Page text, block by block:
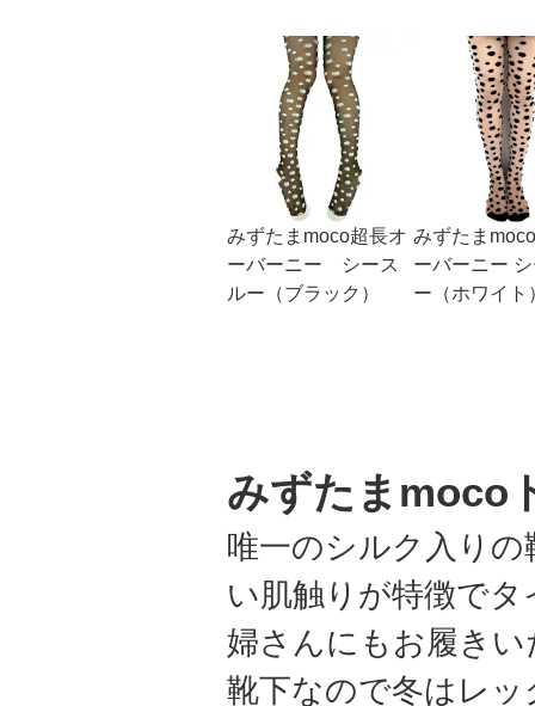
みずたまmoco超長オ
ーバーニー シース
ルー（ブラック）
みずたま
ーバーニー
ー（ホワイト
みずたまmoco
唯一のシルク入り
い肌触りが特徴で
婦さんにもお履き
靴下なので冬はレ